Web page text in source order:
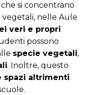
si concentrano
vegetali, nelle Aule
veri e propri
possono
specie vegetali,
. Inoltre, questo
spazi altrimenti